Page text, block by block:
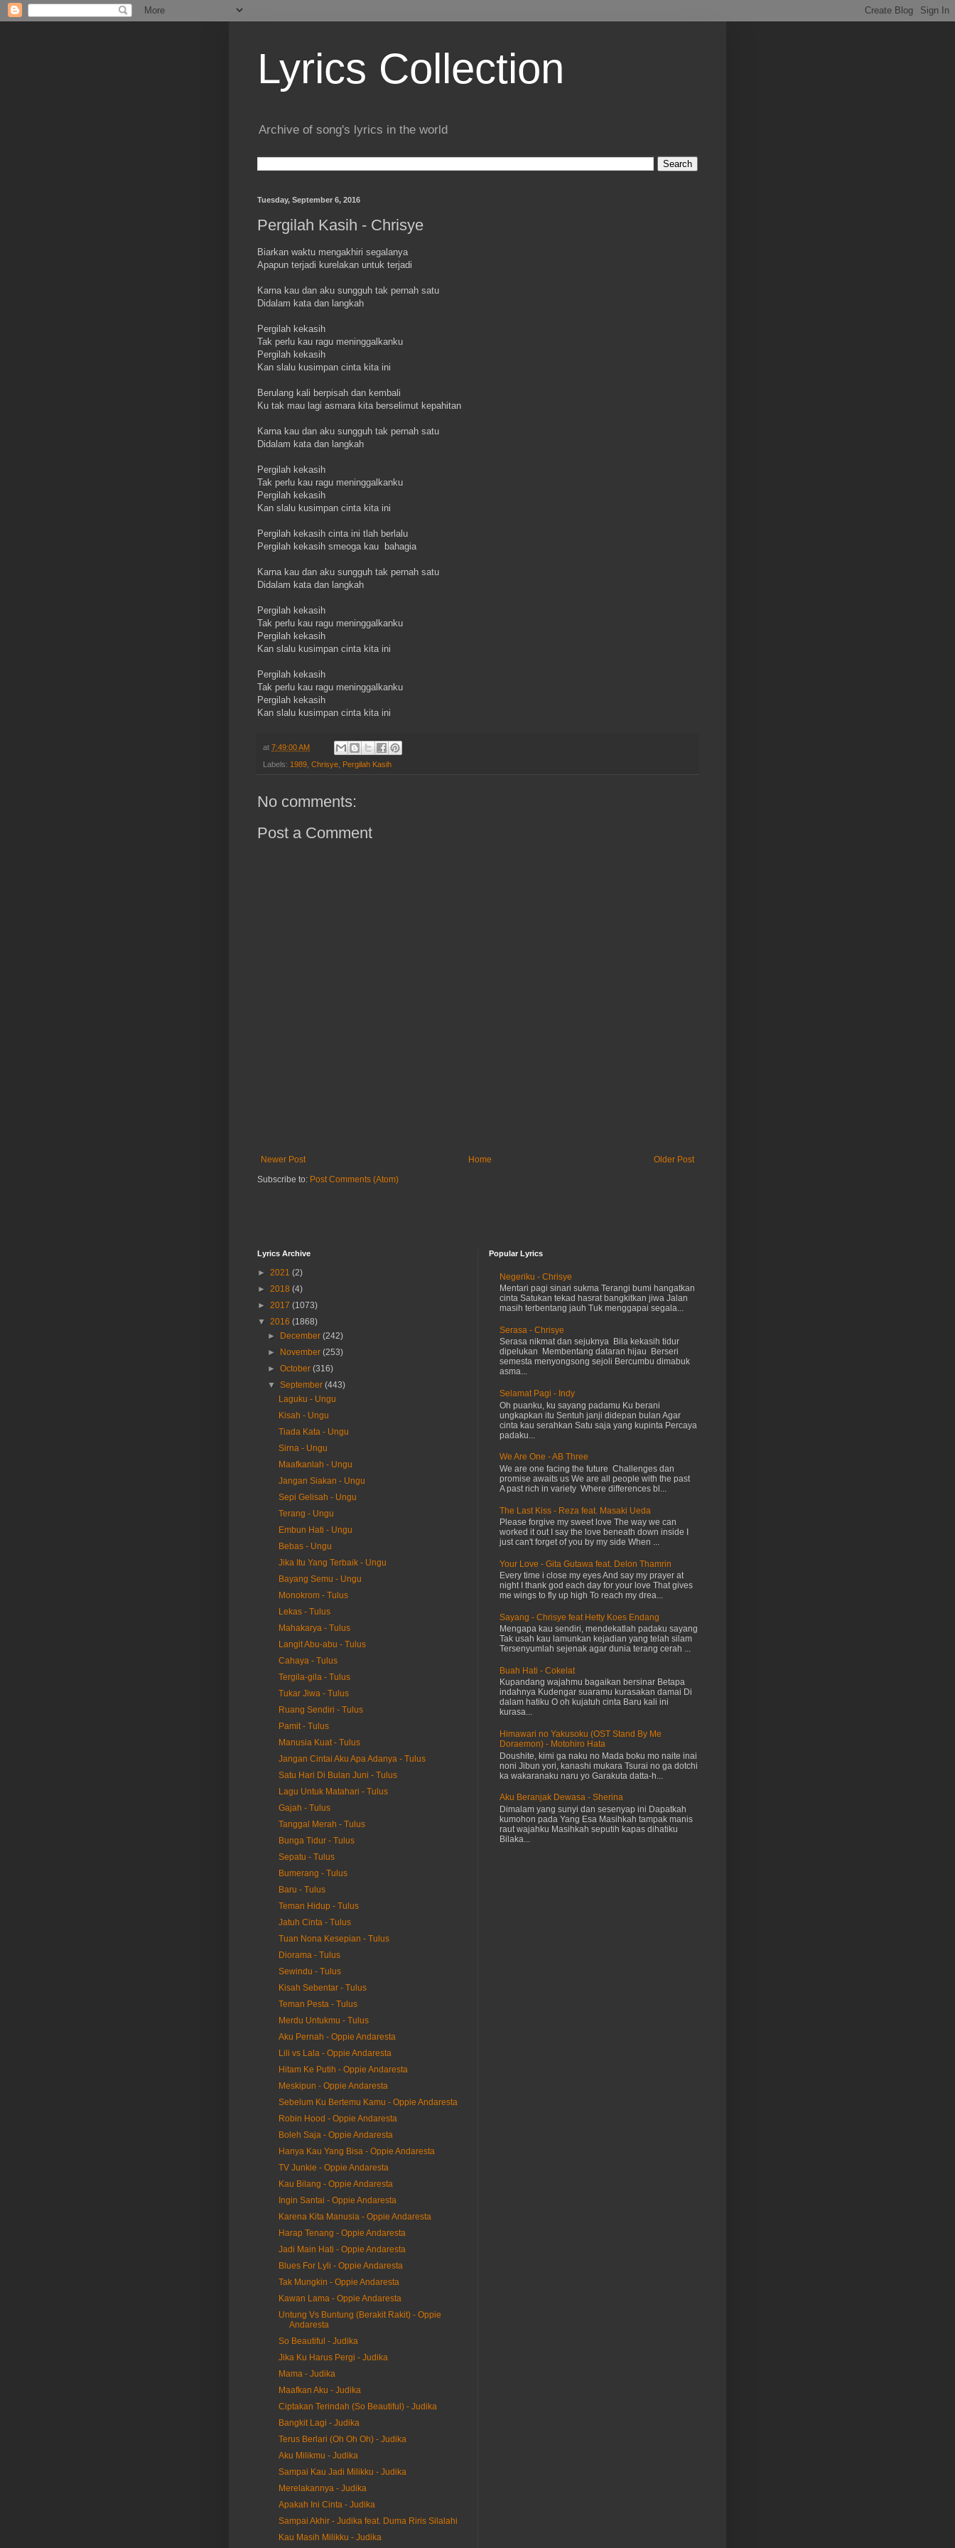
Lyrics Collection
Archive of song's lyrics in the world
Tuesday, September 6, 2016
Pergilah Kasih - Chrisye
Biarkan waktu mengakhiri segalanya
Apapun terjadi kurelakan untuk terjadi
Karna kau dan aku sungguh tak pernah satu
Didalam kata dan langkah
Pergilah kekasih
Tak perlu kau ragu meninggalkanku
Pergilah kekasih
Kan slalu kusimpan cinta kita ini
Berulang kali berpisah dan kembali
Ku tak mau lagi asmara kita berselimut kepahitan
Karna kau dan aku sungguh tak pernah satu
Didalam kata dan langkah
Pergilah kekasih
Tak perlu kau ragu meninggalkanku
Pergilah kekasih
Kan slalu kusimpan cinta kita ini
Pergilah kekasih cinta ini tlah berlalu
Pergilah kekasih smeoga kau bahagia
Karna kau dan aku sungguh tak pernah satu
Didalam kata dan langkah
Pergilah kekasih
Tak perlu kau ragu meninggalkanku
Pergilah kekasih
Kan slalu kusimpan cinta kita ini
Pergilah kekasih
Tak perlu kau ragu meninggalkanku
Pergilah kekasih
Kan slalu kusimpan cinta kita ini
at 7:49:00 AM
Labels: 1989, Chrisye, Pergilah Kasih
No comments:
Post a Comment
Newer Post Older Post
Home
Subscribe to: Post Comments (Atom)
Lyrics Archive
► 2021 (2)
► 2018 (4)
► 2017 (1073)
▼ 2016 (1868)
►
December(242)
►
November(253)
►October(316)
▼September(443)
Laguku - Ungu
Kisah - Ungu
Tiada Kata - Ungu
Sirna - Ungu
Maafkanlah - Ungu
Jangan Siakan - Ungu
Sepi Gelisah - Ungu
Terang - Ungu
Embun Hati - Ungu
Bebas - Ungu
Jika Itu Yang Terbaik - Ungu
Bayang Semu - Ungu
Monokrom - Tulus
Lekas - Tulus
Mahakarya - Tulus
Langit Abu-abu - Tulus
Cahaya - Tulus
Tergila-gila - Tulus
Tukar Jiwa - Tulus
Ruang Sendiri - Tulus
Pamit - Tulus
Manusia Kuat - Tulus
Jangan Cintai Aku Apa Adanya - Tulus
Satu Hari Di Bulan Juni - Tulus
Lagu Untuk Matahari - Tulus
Gajah - Tulus
Tanggal Merah - Tulus
Bunga Tidur - Tulus
Sepatu - Tulus
Bumerang - Tulus
Baru - Tulus
Teman Hidup - Tulus
Jatuh Cinta - Tulus
Tuan Nona Kesepian - Tulus
Diorama - Tulus
Sewindu - Tulus
Kisah Sebentar - Tulus
Teman Pesta - Tulus
Merdu Untukmu - Tulus
Aku Pernah - Oppie Andaresta
Lili vs Lala - Oppie Andaresta
Hitam Ke Putih - Oppie Andaresta
Meskipun - Oppie Andaresta
Sebelum Ku Bertemu Kamu - Oppie Andaresta
Robin Hood - Oppie Andaresta
Boleh Saja - Oppie Andaresta
Hanya Kau Yang Bisa - Oppie Andaresta
TV Junkie - Oppie Andaresta
Kau Bilang - Oppie Andaresta
Ingin Santai - Oppie Andaresta
Karena Kita Manusia - Oppie Andaresta
Harap Tenang - Oppie Andaresta
Jadi Main Hati - Oppie Andaresta
Blues For Lyli - Oppie Andaresta
Tak Mungkin - Oppie Andaresta
Kawan Lama - Oppie Andaresta
Untung Vs Buntung (Berakit Rakit) - Oppie
Andaresta
So Beautiful - Judika
Jika Ku Harus Pergi - Judika
Mama - Judika
Maafkan Aku - Judika
Ciptakan Terindah (So Beautiful) - Judika
Bangkit Lagi - Judika
Terus Berlari (Oh Oh Oh) - Judika
Aku Milikmu - Judika
Sampai Kau Jadi Milikku - Judika
Merelakannya - Judika
Apakah Ini Cinta - Judika
Sampai Akhir - Judika feat. Duma Riris Silalahi
Kau Masih Milikku - Judika
Popular Lyrics
Negeriku - Chrisye
Mentari pagi sinari sukma Terangi bumi hangatkan
cinta Satukan tekad hasrat bangkitkan jiwa Jalan
masih terbentang jauh Tuk menggapai segala...
Serasa - Chrisye
Serasa nikmat dan sejuknya Bila kekasih tidur
dipelukan Membentang dataran hijau Berseri
semesta menyongsong sejoli Bercumbu dimabuk
asma...
Selamat Pagi - Indy
Oh puanku, ku sayang padamu Ku berani
ungkapkan itu Sentuh janji didepan bulan Agar
cinta kau serahkan Satu saja yang kupinta Percaya
padaku...
We Are One - AB Three
We are one facing the future Challenges dan
promise awaits us We are all people with the past
A past rich in variety Where differences bl...
The Last Kiss - Reza feat. Masaki Ueda
Please forgive my sweet love The way we can
worked it out I say the love beneath down inside I
just can't forget of you by my side When ...
Your Love - Gita Gutawa feat. Delon Thamrin
Every time i close my eyes And say my prayer at
night I thank god each day for your love That gives
me wings to fly up high To reach my drea...
Sayang - Chrisye feat Hetty Koes Endang
Mengapa kau sendiri, mendekatlah padaku sayang
Tak usah kau lamunkan kejadian yang telah silam
Tersenyumlah sejenak agar dunia terang cerah ...
Buah Hati - Cokelat
Kupandang wajahmu bagaikan bersinar Betapa
indahnya Kudengar suaramu kurasakan damai Di
dalam hatiku O oh kujatuh cinta Baru kali ini
kurasa...
Himawari no Yakusoku (OST Stand By Me
Doraemon) - Motohiro Hata
Doushite, kimi ga naku no Mada boku mo naite inai
noni Jibun yori, kanashi mukara Tsurai no ga dotchi
ka wakaranaku naru yo Garakuta datta-h...
Aku Beranjak Dewasa - Sherina
Dimalam yang sunyi dan sesenyap ini Dapatkah
kumohon pada Yang Esa Masihkah tampak manis
raut wajahku Masihkah seputih kapas dihatiku
Bilaka...